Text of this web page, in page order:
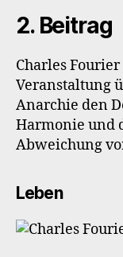
2. Beitrag
Charles
Veranstaltung
Anarchie den
Harmonie und
Abweichung
Leben